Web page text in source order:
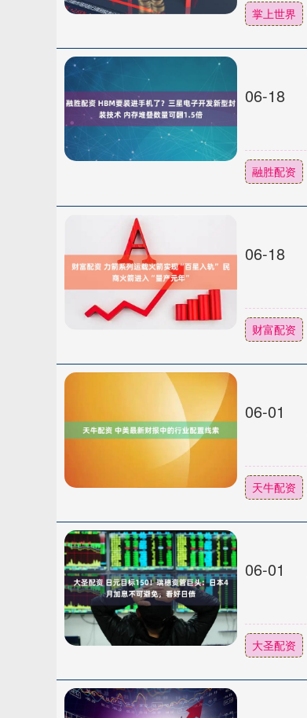
掌上世界
06-18
融胜配资
06-18
财富配资
06-01
天牛配资
06-01
大圣配资